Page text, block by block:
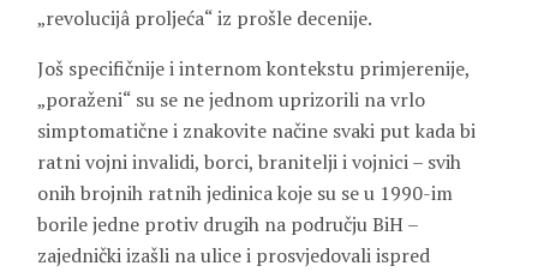
„revolucijâ proljeća“ iz prošle decenije.
Još specifičnije i internom kontekstu primjerenije,
„poraženi“ su se ne jednom uprizorili na vrlo
simptomatične i znakovite načine svaki put kada bi
ratni vojni invalidi, borci, branitelji i vojnici – svih
onih brojnih ratnih jedinica koje su se u 1990-im
borile jedne protiv drugih na području BiH –
zajednički izašli na ulice i prosvjedovali ispred